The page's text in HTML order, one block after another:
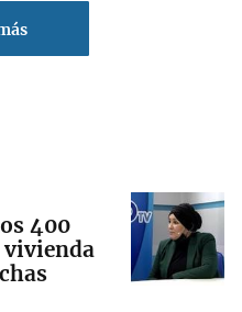
400
vivienda